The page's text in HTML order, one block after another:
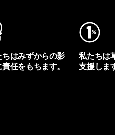
ちはみずからの影
任をもちます。
私たちは
支援しま